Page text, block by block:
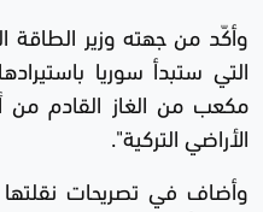
وأكّد من جهته وزير الطاقة
مكعب من الغاز القادم من
الأراضي التركية".
وأضاف في تصريحات نقلتها